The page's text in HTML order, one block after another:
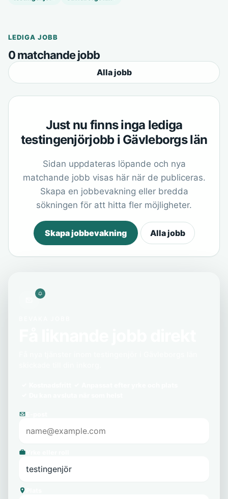
LEDIGA JOBB
0 matchande jobb
Alla jobb
Just nu finns inga lediga
testingenjörjobb i Gävleborgs län
Sidan uppdateras löpande och nya
matchande jobb visas här när de publiceras.
Skapa en jobbevakning eller bredda
sökningen för att hitta fler möjligheter.
Skapa jobbevakning Alla jobb